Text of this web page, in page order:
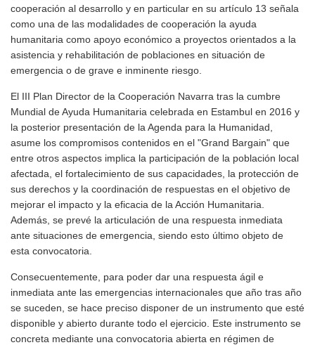
cooperación al desarrollo y en particular en su artículo 13 señala
como una de las modalidades de cooperación la ayuda
humanitaria como apoyo económico a proyectos orientados a la
asistencia y rehabilitación de poblaciones en situación de
emergencia o de grave e inminente riesgo.
El III Plan Director de la Cooperación Navarra tras la cumbre
Mundial de Ayuda Humanitaria celebrada en Estambul en 2016 y
la posterior presentación de la Agenda para la Humanidad,
asume los compromisos contenidos en el "Grand Bargain" que
entre otros aspectos implica la participación de la población local
afectada, el fortalecimiento de sus capacidades, la protección de
sus derechos y la coordinación de respuestas en el objetivo de
mejorar el impacto y la eficacia de la Acción Humanitaria.
Además, se prevé la articulación de una respuesta inmediata
ante situaciones de emergencia, siendo esto último objeto de
esta convocatoria.
Consecuentemente, para poder dar una respuesta ágil e
inmediata ante las emergencias internacionales que año tras año
se suceden, se hace preciso disponer de un instrumento que esté
disponible y abierto durante todo el ejercicio. Este instrumento se
concreta mediante una convocatoria abierta en régimen de